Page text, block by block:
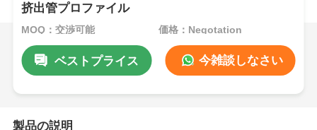
挤出管プロファイル
MOQ：交渉可能 価格：Negotation
ベストプライス 今雑談しなさい
製品の説明